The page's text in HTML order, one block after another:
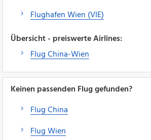
Flughafen Wien (VIE)
Übersicht - preiswerte Airlines:
Flug China-Wien
Keinen passenden Flug gefunden?
Flug China
Flug Wien